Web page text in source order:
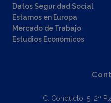
Datos Seguridad Social
Estamos en Europa
Mercado de Trabajo
Estudios Económicos
C. Conducto, 5, 2ª